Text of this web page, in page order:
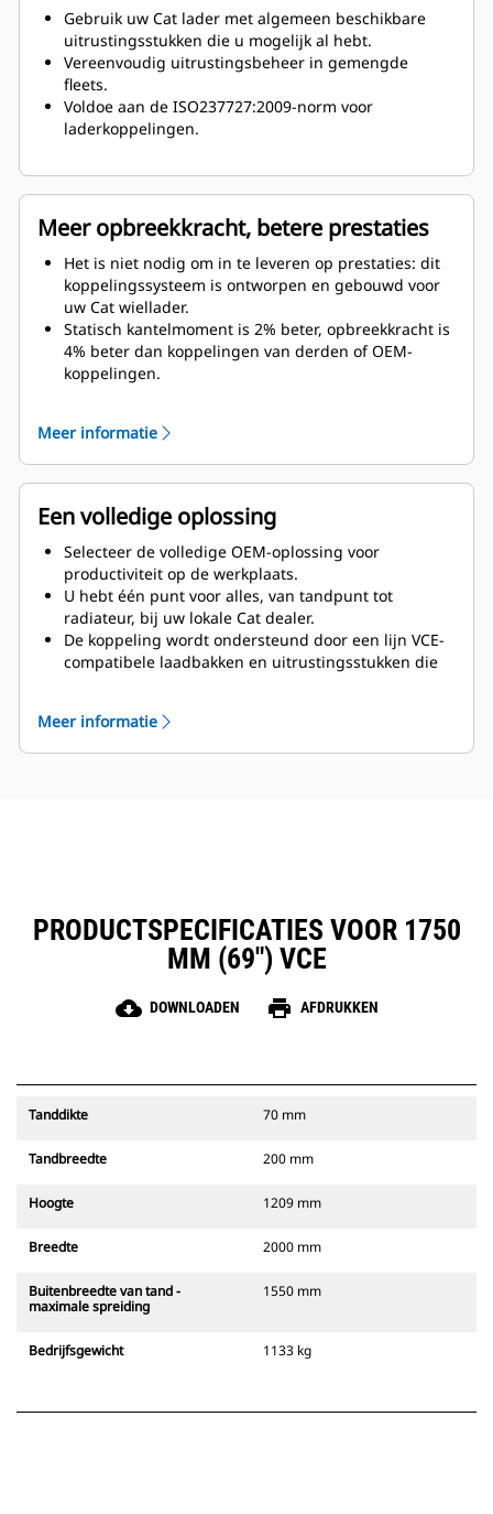
Gebruik uw Cat lader met algemeen beschikbare
uitrustingsstukken die u mogelijk al hebt.
Vereenvoudig uitrustingsbeheer in gemengde
fleets.
Voldoe aan de ISO237727:2009-norm voor
laderkoppelingen.
Meer opbreekkracht, betere prestaties
Het is niet nodig om in te leveren op prestaties: dit
koppelingssysteem is ontworpen en gebouwd voor
uw Cat wiellader.
Statisch kantelmoment is 2% beter, opbreekkracht is
4% beter dan koppelingen van derden of OEM-
koppelingen.
Meer informatie
Een volledige oplossing
Selecteer de volledige OEM-oplossing voor
productiviteit op de werkplaats.
U hebt één punt voor alles, van tandpunt tot
radiateur, bij uw lokale Cat dealer.
De koppeling wordt ondersteund door een lijn VCE-
compatibele laadbakken en uitrustingsstukken die
Meer informatie
PRODUCTSPECIFICATIES VOOR 1750
MM (69") VCE
cloud_download DOWNLOADEN print AFDRUKKEN
Tanddikte 70 mm
Tandbreedte 200 mm
Hoogte 1209 mm
Breedte 2000 mm
Buitenbreedte van tand -
maximale spreiding
1550 mm
Bedrijfsgewicht 1133 kg